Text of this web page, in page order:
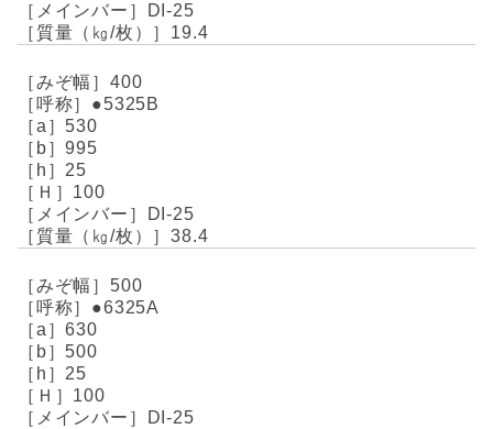
DI-25
19.4
400
●5325B
530
995
25
100
DI-25
38.4
500
●6325A
630
500
25
100
DI-25